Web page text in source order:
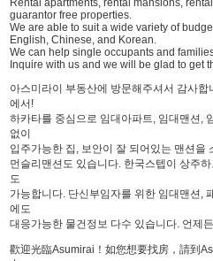
Rental apartments, rental mansions,
guarantor free properties.
We are able to suit a wide variety of
English, Chinese, and Korean.
We can help single occupants and
Inquire with us and we will be glad to get
아스미라이 부동산에 방문해주셔서 감사합
에서!
하카타를 중심으로 임대아파트, 임대맨션,
없이
입주가능한 집, 보안이 잘 되어있는 맨션을
먼슬리맨션도 있습니다. 한국스텝이 상주
도
가능합니다. 단신부임자를 위한 임대맨션,
에도
대응가능한 물건정보 다수 있습니다. 언제
歡迎光臨Asumirai！如您想要找房，請到